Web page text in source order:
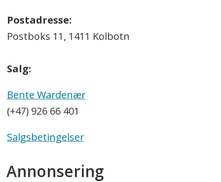
Postadresse:
Postboks 11, 1411 Kolbotn
Salg:
Bente Wardenær
(+47) 926 66 401
Salgsbetingelser
Annonsering